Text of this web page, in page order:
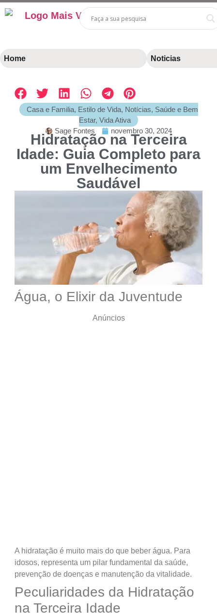
Home Noticias
Casa e Familia, Estilo de Vida, Notícias, Saúde e Bem
Estar, Vida Ativa
Sage Fontes
novembro 30, 2024
Hidratação na Terceira
Idade: Guia Completo para
um Envelhecimento
Saudável
Água, o Elixir da Juventude
Anúncios
A hidratação é muito mais do que beber água. Para
idosos, representa um pilar fundamental da saúde,
prevenção de doenças e manutenção da vitalidade.
Peculiaridades da Hidratação
na Terceira Idade